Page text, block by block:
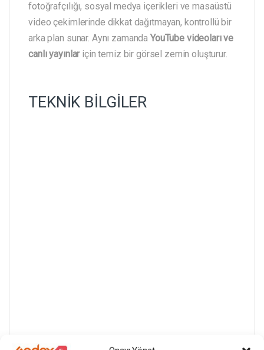
fotoğrafçılığı, sosyal medya içerikleri ve masaüstü
video çekimlerinde dikkat dağıtmayan, kontrollü bir
arka plan sunar. Aynı zamanda YouTube videoları ve
canlı yayınlariçin temiz bir görsel zemin oluşturur.
TEKNİK BİLGİLER